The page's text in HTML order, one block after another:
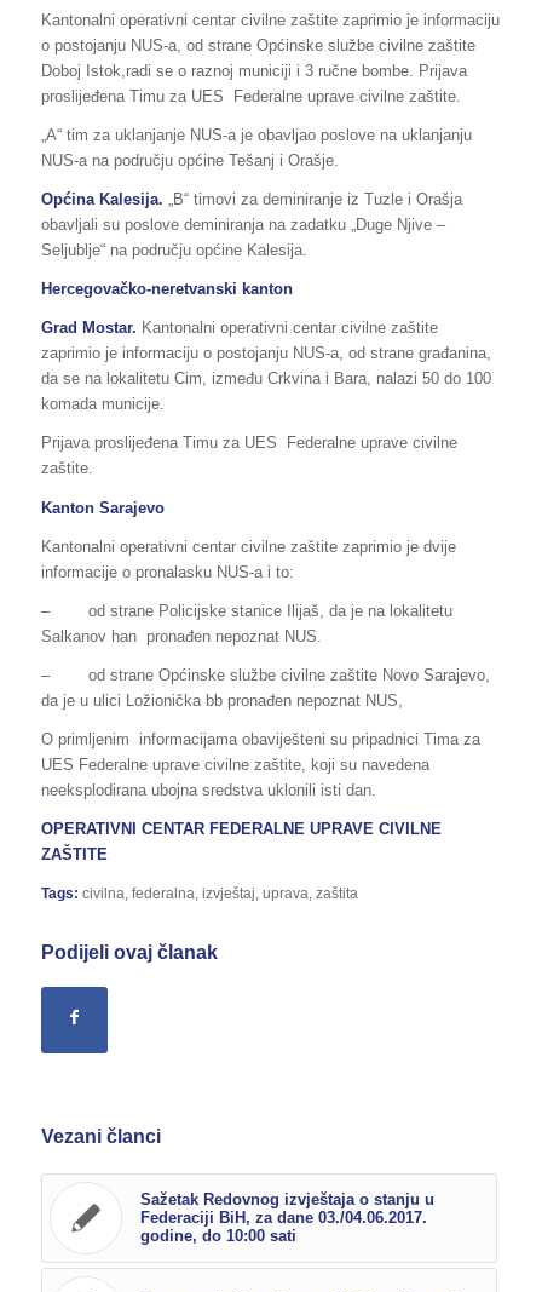
Kantonalni operativni centar civilne zaštite zaprimio je informaciju
o postojanju NUS-a, od strane Općinske službe civilne zaštite
Doboj Istok,radi se o raznoj municiji i 3 ručne bombe. Prijava
proslijeđena Timu za UES Federalne uprave civilne zaštite.
„A“ tim za uklanjanje NUS-a je obavljao poslove na uklanjanju
NUS-a na području općine Tešanj i Orašje.
Općina Kalesija. „B“ timovi za deminiranje iz Tuzle i Orašja
obavljali su poslove deminiranja na zadatku „Duge Njive –
Seljublje“ na području općine Kalesija.
Hercegovačko-neretvanski kanton
Grad Mostar. Kantonalni operativni centar civilne zaštite
zaprimio je informaciju o postojanju NUS-a, od strane građanina,
da se na lokalitetu Cim, između Crkvina i Bara, nalazi 50 do 100
komada municije.
Prijava proslijeđena Timu za UES Federalne uprave civilne
zaštite.
Kanton Sarajevo
Kantonalni operativni centar civilne zaštite zaprimio je dvije
informacije o pronalasku NUS-a i to:
– od strane Policijske stanice Ilijaš, da je na lokalitetu
Salkanov han pronađen nepoznat NUS.
– od strane Općinske službe civilne zaštite Novo Sarajevo,
da je u ulici Ložionička bb pronađen nepoznat NUS,
O primljenim informacijama obaviješteni su pripadnici Tima za
UES Federalne uprave civilne zaštite, koji su navedena
neeksplodirana ubojna sredstva uklonili isti dan.
OPERATIVNI CENTAR FEDERALNE UPRAVE CIVILNE
ZAŠTITE
Tags: civilna federalna izvještaj uprava zaštita
Podijeli ovaj članak
Vezani članci
Sažetak Redovnog izvještaja o stanju u
Federaciji BiH, za dane 03./04.06.2017.
godine, do 10:00 sati